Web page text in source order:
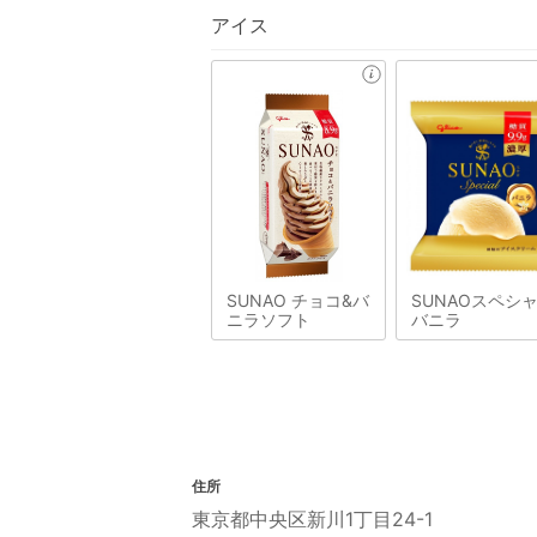
アイス
SUNAO チョコ&バ
ニラソフト
SUNAOスペシ
バニラ
住所
東京都中央区新川1丁目24-1